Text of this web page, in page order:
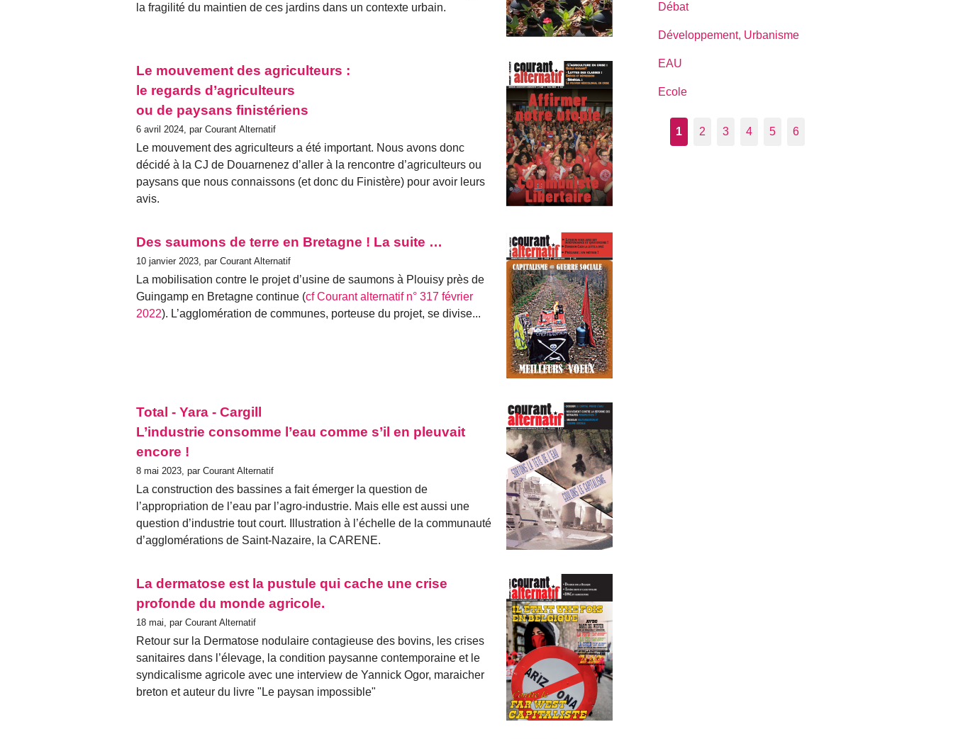
la fragilité du maintien de ces jardins dans un contexte urbain.
Le mouvement des agriculteurs :
le regards d’agriculteurs
ou de paysans finistériens
6 avril 2024, par Courant Alternatif
Le mouvement des agriculteurs a été important. Nous avons donc
décidé à la CJ de Douarnenez d’aller à la rencontre d’agriculteurs ou
paysans que nous connaissons (et donc du Finistère) pour avoir leurs
avis.
Des saumons de terre en Bretagne ! La suite …
10 janvier 2023, par Courant Alternatif
La mobilisation contre le projet d’usine de saumons à Plouisy près de
Guingamp en Bretagne continue (cf Courant alternatif n° 317 février
2022). L’agglomération de communes, porteuse du projet, se divise...
Total - Yara - Cargill
L’industrie consomme l’eau comme s’il en pleuvait
encore !
8 mai 2023, par Courant Alternatif
La construction des bassines a fait émerger la question de
l’appropriation de l’eau par l’agro-industrie. Mais elle est aussi une
question d’industrie tout court. Illustration à l’échelle de la communauté
d’agglomérations de Saint-Nazaire, la CARENE.
La dermatose est la pustule qui cache une crise
profonde du monde agricole.
18 mai, par Courant Alternatif
Retour sur la Dermatose nodulaire contagieuse des bovins, les crises
sanitaires dans l’élevage, la condition paysanne contemporaine et le
syndicalisme agricole avec une interview de Yannick Ogor, maraicher
breton et auteur du livre "Le paysan impossible"
Débat
Développement, Urbanisme
EAU
Ecole
1 2 3 4 5 6